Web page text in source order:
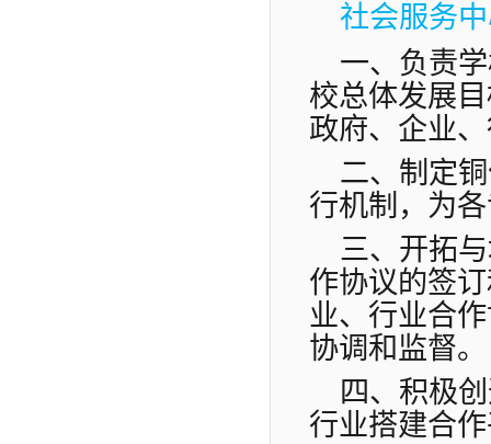
社会服务
一、负责
校总体发展
政府、企业
二、制定
行机制，为
三、开拓
作协议的签
业、行业合
协调和监督。
四、积极
行业搭建合